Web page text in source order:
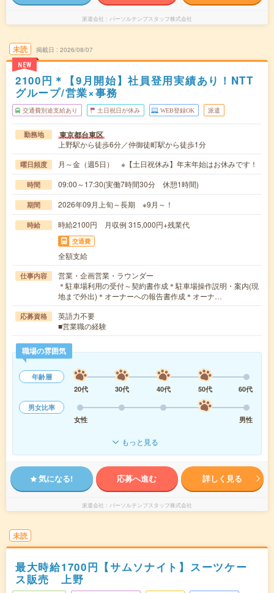
派遣会社 パーソルテンプスタッフ株式会社
未読
NEW
掲載日 2026/08/07
2100円＊【9月開始】社員登用実績あり！NTT
グループ/営業×事務
交通費別途支給あり 土日祝日が休み WEB登録OK 派遣
勤務地 東京都台東区
上野駅から徒歩6分／仲御徒町駅から徒歩1分
曜日頻度 月～金（週5日） ※【土日祝休み】年末年始はお休みです！
時間 09:00～17:30(実働7時間30分 休憩1時間)
期間 2026年09月上旬～長期 ※9月～！
時給 時給2100円 月収例 315,000円+残業代
交通費
全額支給
仕事内容
営業・企画営業・ラウンダー
＊駐車場利用の受付～契約書作成＊駐車場操作説明・案内(現
地まで外出)＊オーナーへの報告書作成＊オーナ…
応募資格
英語力不要
■営業職の経験
職場の雰囲気
年齢層
20代
30代 40代 50代
60代
男女比率
女性
男性
もっと見る
気になる! 応募へ進む 詳しく見る
派遣会社 パーソルテンプスタッフ株式会社
未読
最大時給1700円【サムソナイト】スーツケー
ス販売 上野